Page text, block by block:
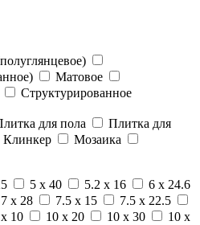
Матовое
Структурированное
для пола
Плитка для
Клинкер
Мозаика
5 x 40 5.2 x 16
6 x 24.6
7 x 28 7.5 x 15
7.5 x 22.5
10 10 x 20 10 x 30
10 x